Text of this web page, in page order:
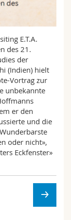
E.T.A.
des 21.
der
(Indien) hielt
Vortrag zur
unbekannte
er den
und die
oder nicht»,
Eckfenster»